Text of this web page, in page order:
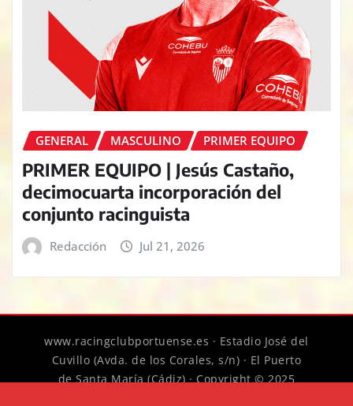
GENERAL MASCULINO PRIMER EQUIPO
PRIMER EQUIPO | Jesús Castaño,
decimocuarta incorporación del
conjunto racinguista
Redacción Jul 21, 2026
www.racingclubportuense.es · Estadio José del
Cuvillo (Avda. de los Corales, s/n) · El Puerto
de Santa María (Cádiz) · Copyright © 2025